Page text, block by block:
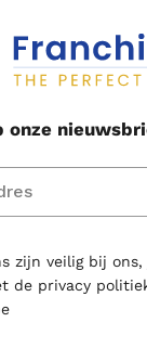
onze
zijn veilig bij
de privacy